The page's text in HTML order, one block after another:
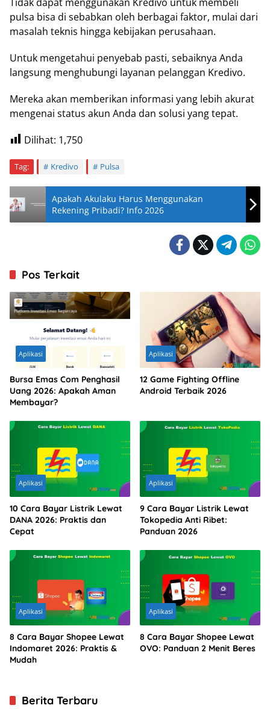
pulsa bisa di sebabkan oleh berbagai faktor, mulai dari
masalah teknis hingga kebijakan perusahaan.
Untuk mengetahui penyebab pasti, sebaiknya Anda
langsung menghubungi layanan pelanggan Kredivo.
Mereka akan memberikan informasi yang lebih akurat
mengenai status akun Anda dan solusi yang tepat.
Dilihat: 1,750
Tag: Kredivo Pulsa
Apakah Akulaku Harus Menggunakan
Rekening Pribadi? Info 2026
Pos Terkait
Aplikasi
Bursa Emas Com Penghasil
Uang 2026: Apakah Aman
Membayar?
Aplikasi
12 Game Fighting Offline
Android Terbaik 2026
Aplikasi
10 Cara Bayar Listrik Lewat
DANA 2026: Praktis dan
Cepat
Aplikasi
9 Cara Bayar Listrik Lewat
Tokopedia Anti Ribet:
Panduan 2026
Aplikasi
8 Cara Bayar Shopee Lewat
Indomaret 2026: Praktis &
Mudah
Aplikasi
8 Cara Bayar Shopee Lewat
OVO: Panduan 2 Menit Beres
Berita Terbaru